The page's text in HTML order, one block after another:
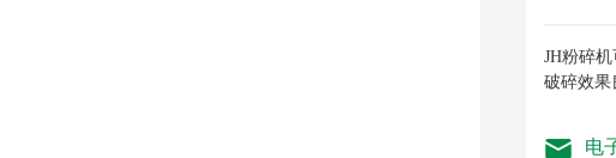
JH粉碎
破碎效果
电